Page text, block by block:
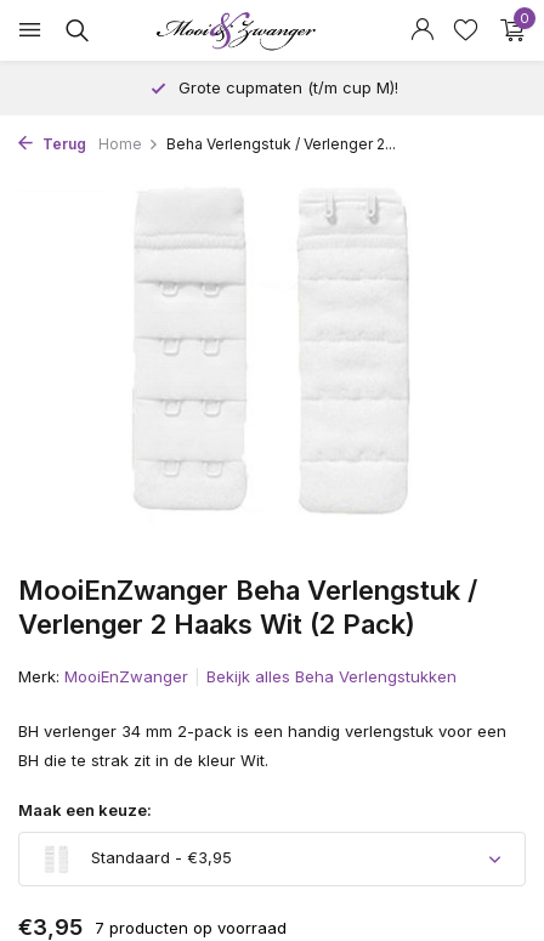
0
Grote cupmaten (t/m cup M)!
Terug Home Beha Verlengstuk / Verlenger 2...
MooiEnZwanger Beha Verlengstuk /
Verlenger 2 Haaks Wit (2 Pack)
Merk: MooiEnZwanger Bekijk alles Beha Verlengstukken
BH verlenger 34 mm 2-pack is een handig verlengstuk voor een
BH die te strak zit in de kleur Wit.
Maak een keuze:
Standaard - €3,95
€3,95 7 producten op voorraad